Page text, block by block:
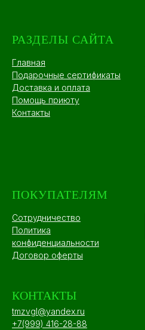
РАЗДЕЛЫ САЙТА
Главная
Подарочные сертификаты
Доставка и оплата
Помощь приюту
Контакты
ПОКУПАТЕЛЯМ
Сотрудничество
Политика
конфиденциальности
Договор оферты
КОНТАКТЫ
tmzvgl@yandex.ru
+7(999) 416-28-88